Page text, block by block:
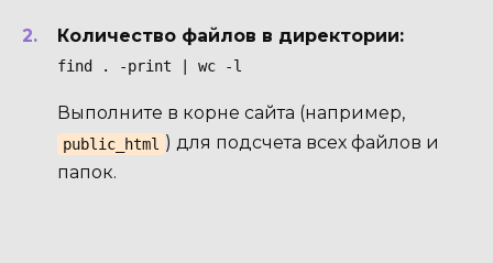
Количество файлов в директории:
find . -print | wc -l
Выполните в корне сайта (например,
public_html ) для подсчета всех файлов и
папок.